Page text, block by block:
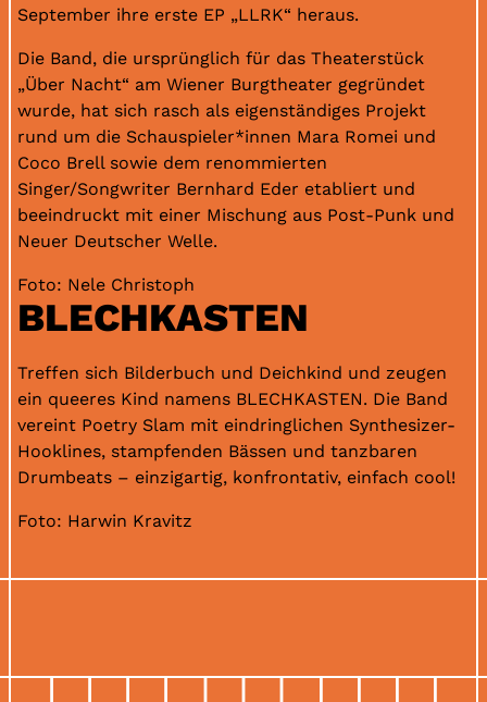
September ihre erste EP „LLRK“ heraus.
Die Band, die ursprünglich für das Theaterstück
„Über Nacht“ am Wiener Burgtheater gegründet
wurde, hat sich rasch als eigenständiges Projekt
rund um die Schauspieler*innen Mara Romei und
Coco Brell sowie dem renommierten
Singer/Songwriter Bernhard Eder etabliert und
beeindruckt mit einer Mischung aus Post-Punk und
Neuer Deutscher Welle.
Foto: Nele Christoph
BLECHKASTEN
Treffen sich Bilderbuch und Deichkind und zeugen
ein queeres Kind namens BLECHKASTEN. Die Band
vereint Poetry Slam mit eindringlichen Synthesizer-
Hooklines, stampfenden Bässen und tanzbaren
Drumbeats – einzigartig, konfrontativ, einfach cool!
Foto: Harwin Kravitz